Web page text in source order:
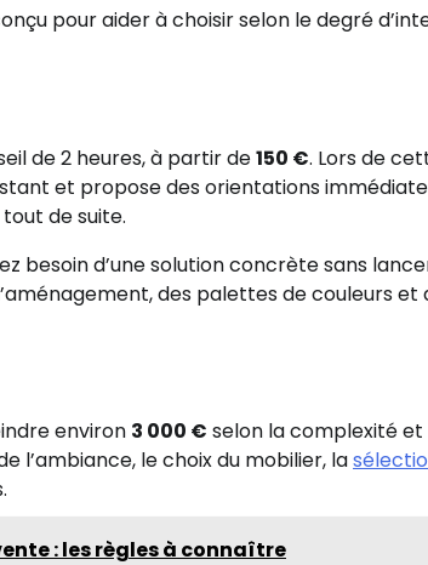
pour aider à choisir selon le degré
de 2 heures, à partir de150 €. Lors de
et propose des orientations
de suite.
besoin d’une solution concrète sans
des palettes de couleurs et
environ 3 000 € selon la complexité et
l’ambiance, le choix du mobilier, la
: les règles à connaître